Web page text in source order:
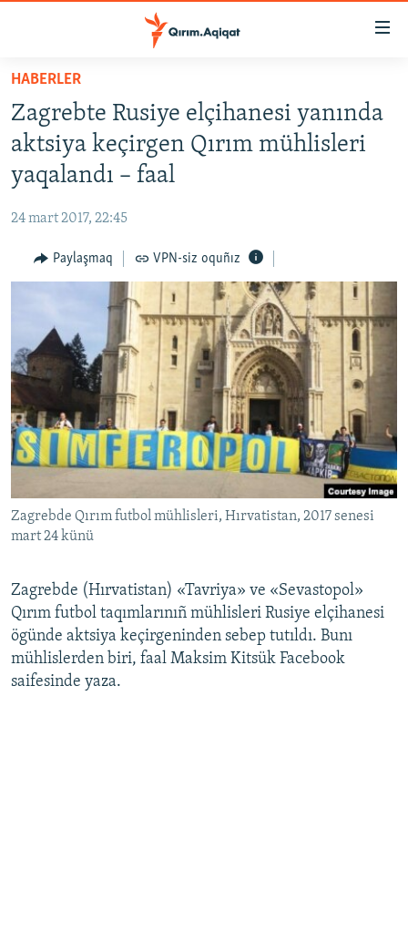
Esas
qaytmaq
Baş
navigatsiyağa
qaytmaq
Qıdıruvğa
HABERLER
SİYASET
İQTİSADİYAT
MEDENİYET
İNSAN AQLARI
SÜRET
BLOGLAR
FİKİR
Русский
Українською
QOŞULIÑIZ!
RFE/RS bütün saytları
HABERLER
Zagrebte Rusiye elçihanesi yanında
aktsiya keçirgen Qırım mühlisleri
yaqalandı – faal
24 mart 2017, 22:45
Paylaşmaq VPN-siz oquñız
Zagrebde Qırım futbol mühlisleri, Hırvatistan, 2017 senesi
mart 24 künü
Zagrebde (Hırvatistan) «Tavriya» ve «Sevastopol»
Qırım futbol taqımlarınıñ mühlisleri Rusiye elçihanesi
ögünde aktsiya keçirgeninden sebep tutıldı. Bunı
mühlislerden biri, faal Maksim Kitsük Facebook
saifesinde yaza.